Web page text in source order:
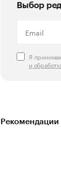
Выбор
Я
и
Рекомендации